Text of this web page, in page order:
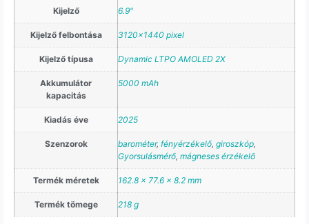
Kijelző 6.9"
Kijelző felbontása 3120×1440 pixel
Kijelző típusa Dynamic LTPO AMOLED 2X
Akkumulátor
kapacitás
5000 mAh
Kiadás éve 2025
Szenzorok barométer, fényérzékelő, giroszkóp,
Gyorsulásmérő, mágneses érzékelő
Termék méretek 162.8 x 77.6 x 8.2 mm
Termék tömege 218 g